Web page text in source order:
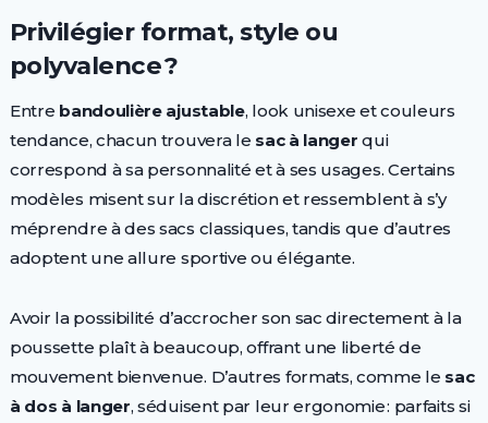
Privilégier format, style ou
polyvalence ?
Entre bandoulière ajustable, look unisexe et couleurs
tendance, chacun trouvera le sac à langer qui
correspond à sa personnalité et à ses usages. Certains
modèles misent sur la discrétion et ressemblent à s’y
méprendre à des sacs classiques, tandis que d’autres
adoptent une allure sportive ou élégante.
Avoir la possibilité d’accrocher son sac directement à la
poussette plaît à beaucoup, offrant une liberté de
mouvement bienvenue. D’autres formats, comme le sac
à dos à langer, séduisent par leur ergonomie : parfaits si